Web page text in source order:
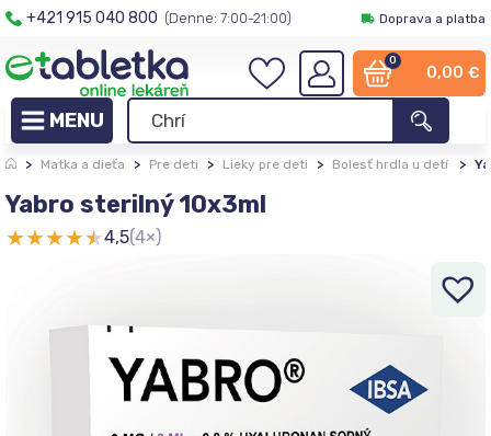
+421 915 040 800 (Denne: 7:00-21:00) Doprava a platba
0
0,00 €
> Matka a dieťa > Pre deti > Lieky pre deti > Bolesť hrdla u detí >
Yabro sterilný 10x3ml
★★★★★4,5(4×)